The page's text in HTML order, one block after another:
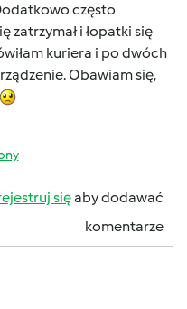
często
zatrzymał i łopatki się
kuriera i po dwóch
Obawiam się,
sięaby dodawać
komentarze